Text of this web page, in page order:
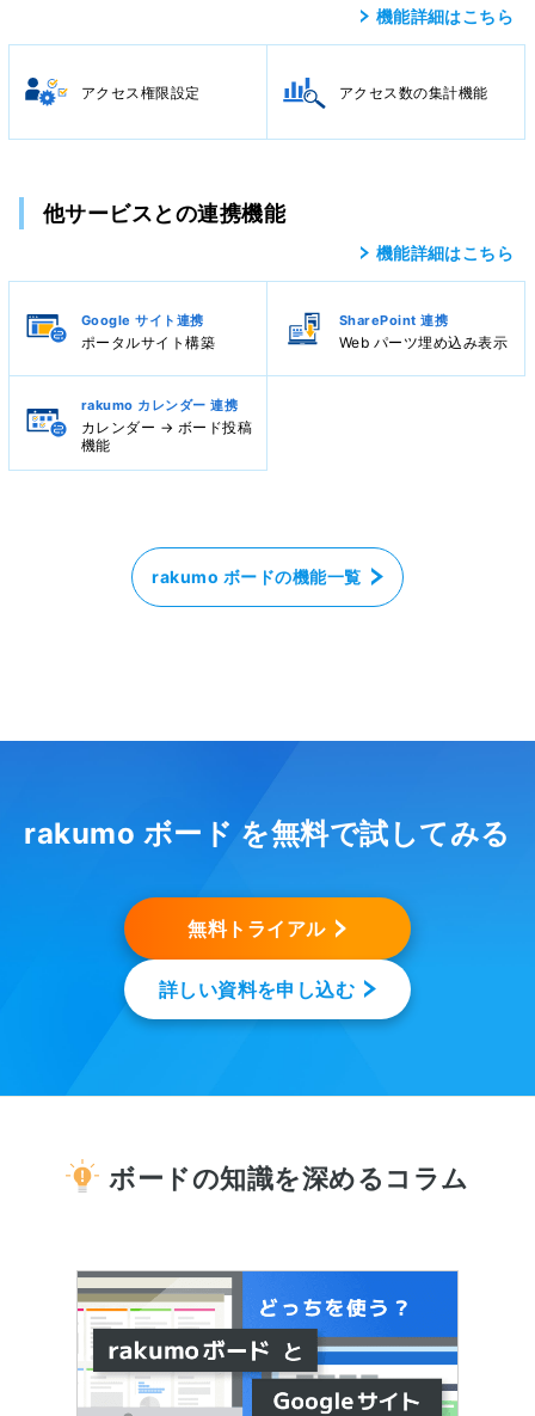
機能詳細はこちら
アクセス権限設定 アクセス数の集計機能
他サービスとの連携機能
機能詳細はこちら
Google サイト連携
ポータルサイト構築
SharePoint 連携
Web パーツ埋め込み表示
rakumo カレンダー 連携
カレンダー → ボード投稿
機能
rakumo ボードの機能一覧
rakumo ボード を無料で試してみる
無料トライアル
詳しい資料を申し込む
ボードの知識を深めるコラム